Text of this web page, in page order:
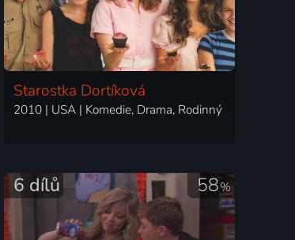
Starostka Dortíková
2010 | USA | Komedie, Drama, Rodinný
58%
6 dílů